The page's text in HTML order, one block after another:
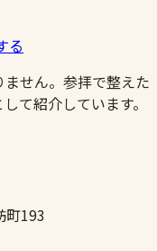
る
せん。参拝で整えた
て紹介しています。
町193